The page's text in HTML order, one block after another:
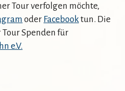
Tour verfolgen möchte,
oder Facebooktun. Die
Spenden für
e.V.